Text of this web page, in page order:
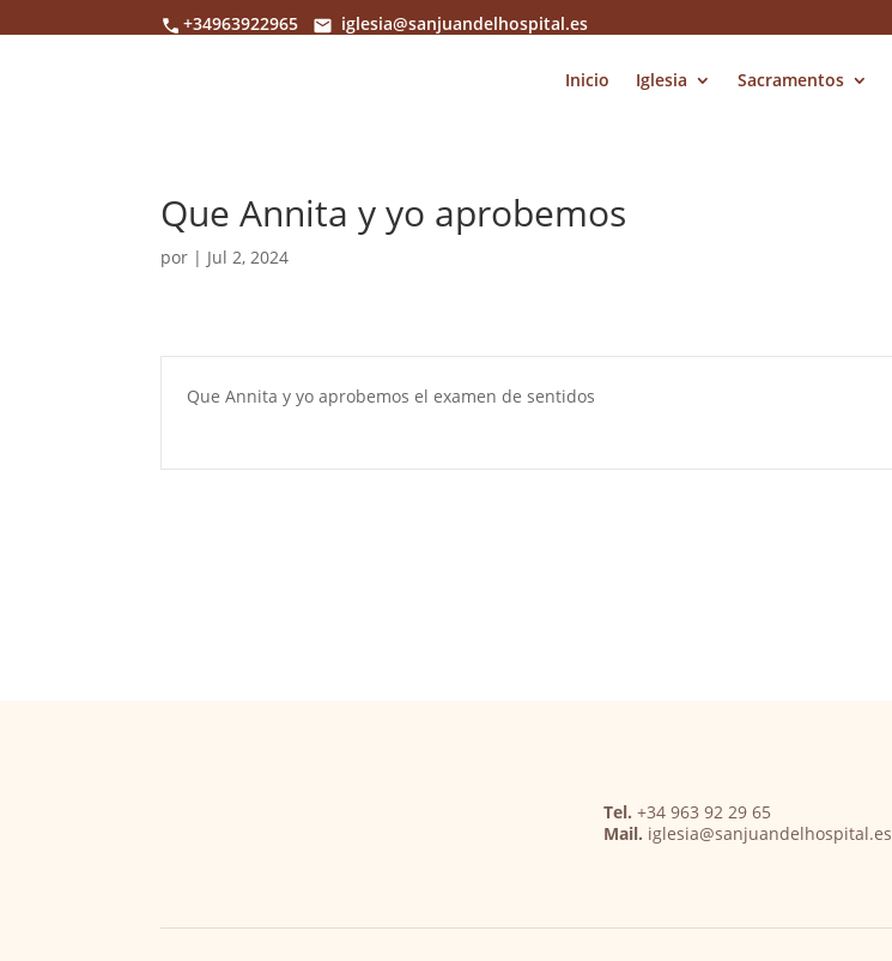
+34963922965 iglesia@sanjuandelhospital.es
Inicio Iglesia Sacramentos
Que Annita y yo aprobemos
por | Jul 2, 2024
Que Annita y yo aprobemos el examen de sentidos
Tel. +34 963 92 29 65
Mail. iglesia@sanjuandelhospital.es